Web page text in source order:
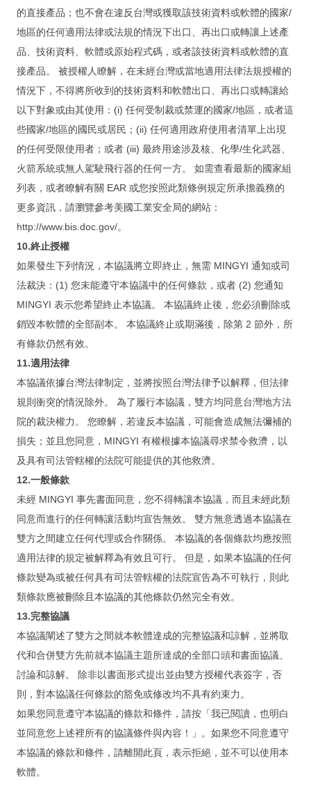
的直接產品；也不會在違反台灣或獲取該技術資料或軟體的國家/
地區的任何適用法律或法規的情況下出口、再出口或轉讓上述產
品、技術資料、軟體或原始程式碼，或者該技術資料或軟體的直
接產品。 被授權人瞭解，在未經台灣或當地適用法律法規授權的
情況下，不得將所收到的技術資料和軟體出口、再出口或轉讓給
以下對象或由其使用：(i) 任何受制裁或禁運的國家/地區，或者這
些國家/地區的國民或居民；(ii) 任何適用政府使用者清單上出現
的任何受限使用者；或者 (iii) 最終用途涉及核、化學/生化武器、
火箭系統或無人駕駛飛行器的任何一方。 如需查看最新的國家組
列表，或者瞭解有關 EAR 或您按照此類條例規定所承擔義務的
更多資訊，請瀏覽參考美國工業安全局的網站：
http://www.bis.doc.gov/。
10.終止授權
如果發生下列情況，本協議將立即終止，無需 MINGYI 通知或司
法裁決：(1) 您未能遵守本協議中的任何條款，或者 (2) 您通知
MINGYI 表示您希望終止本協議。 本協議終止後，您必須刪除或
銷毀本軟體的全部副本。 本協議終止或期滿後，除第 2 節外，所
有條款仍然有效。
11.適用法律
本協議依據台灣法律制定，並將按照台灣法律予以解釋，但法律
規則衝突的情況除外。 為了履行本協議，雙方均同意台灣地方法
院的裁決權力。 您瞭解，若違反本協議，可能會造成無法彌補的
損失；並且您同意，MINGYI 有權根據本協議尋求禁令救濟，以
及具有司法管轄權的法院可能提供的其他救濟。
12.一般條款
未經 MINGYI 事先書面同意，您不得轉讓本協議，而且未經此類
同意而進行的任何轉讓活動均宣告無效。 雙方無意透過本協議在
雙方之間建立任何代理或合作關係。 本協議的各個條款均應按照
適用法律的規定被解釋為有效且可行。 但是，如果本協議的任何
條款變為或被任何具有司法管轄權的法院宣告為不可執行，則此
類條款應被刪除且本協議的其他條款仍然完全有效。
13.完整協議
本協議闡述了雙方之間就本軟體達成的完整協議和諒解，並將取
代和合併雙方先前就本協議主題所達成的全部口頭和書面協議、
討論和諒解。 除非以書面形式提出並由雙方授權代表簽字，否
則，對本協議任何條款的豁免或修改均不具有約束力。
如果您同意遵守本協議的條款和條件，請按「我已閱讀，也明白
並同意您上述裡所有的協議條件與內容！」。如果您不同意遵守
本協議的條款和條件，請離開此頁，表示拒絕，並不可以使用本
軟體。